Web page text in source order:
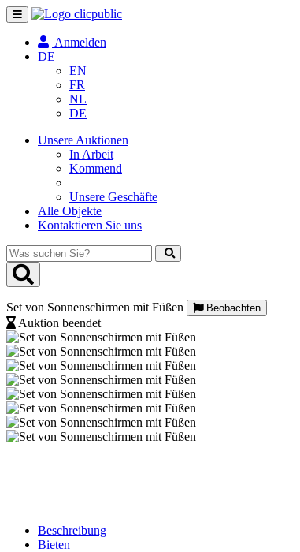
Navigation
umschalten
Anmelden
DE
EN
FR
NL
DE
Unsere Auktionen
In Arbeit
Kommend
Unsere Geschäfte
Alle Objekte
Kontaktieren Sie uns
Was
suchen
Sie?
Set von Sonnenschirmen mit Füßen Beobachten
Auktion beendet
Beschreibung
Bieten